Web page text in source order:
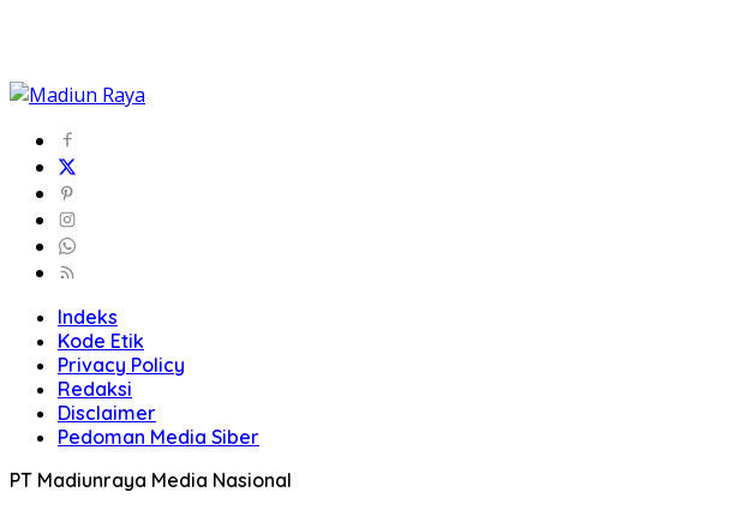
Indeks
Kode Etik
Privacy Policy
Redaksi
Disclaimer
Pedoman Media Siber
PT Madiunraya Media Nasional